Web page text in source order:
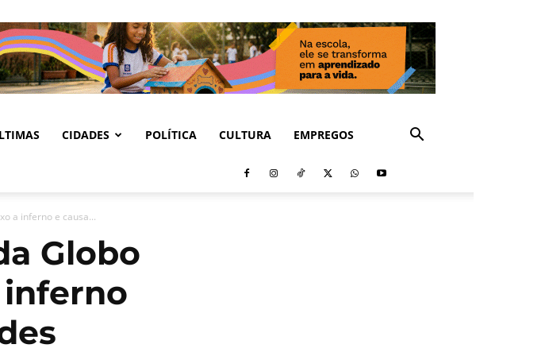
CIDADES POLÍTICA CULTURA EMPREGOS
a inferno e causa...
Globo
inferno